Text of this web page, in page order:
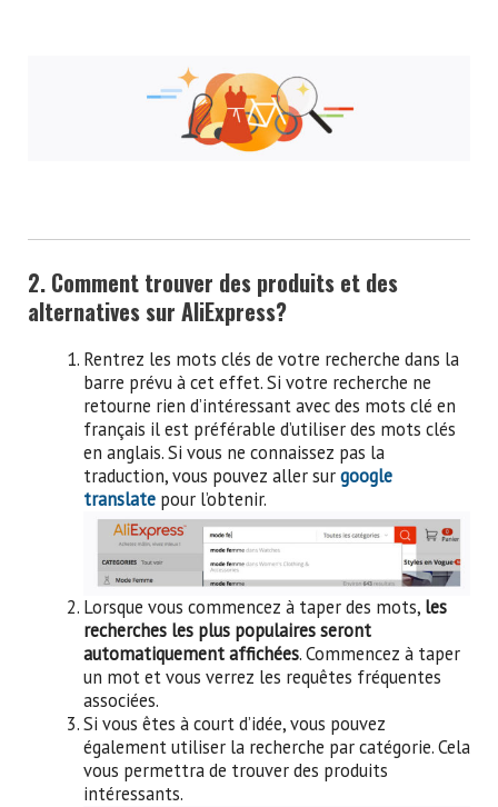
2. Comment trouver des produits et des
alternatives sur AliExpress?
Rentrez les mots clés de votre recherche dans la
barre prévu à cet effet. Si votre recherche ne
retourne rien d’intéressant avec des mots clé en
français il est préférable d’utiliser des mots clés
en anglais. Si vous ne connaissez pas la
traduction, vous pouvez aller surgoogle
translatepour l’obtenir.
Lorsque vous commencez à taper des mots, les
recherches les plus populaires seront
automatiquement affichées. Commencez à taper
un mot et vous verrez les requêtes fréquentes
associées.
Si vous êtes à court d’idée, vous pouvez
également utiliser la recherche par catégorie. Cela
vous permettra de trouver des produits
intéressants.